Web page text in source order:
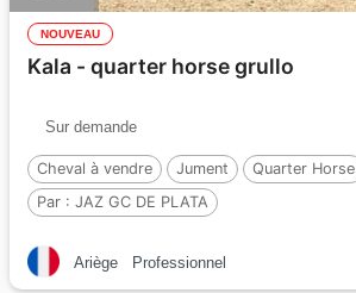
NOUVEAU
Kala - quarter horse grullo
Sur demande
Cheval à vendre Jument Quarter Horse
Par : JAZ GC DE PLATA
Ariège Professionnel